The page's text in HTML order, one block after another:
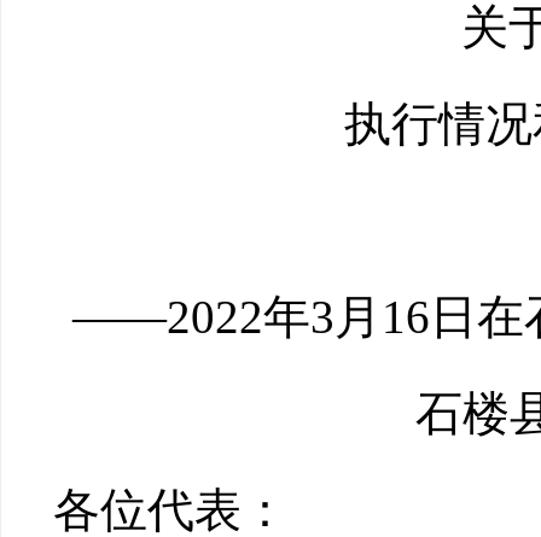
关
执行情
——2022年3 月 16 日
石楼
各位代表：